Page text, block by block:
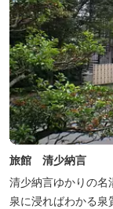
旅館 清少納言
清少納言ゆかりの名
泉に浸ればわかる